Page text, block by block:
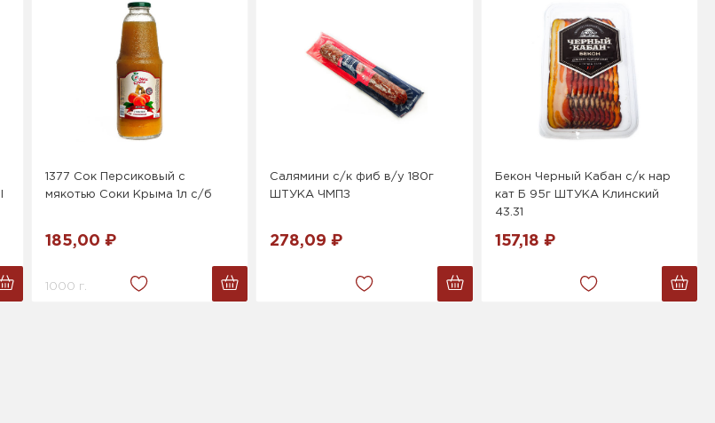
1377 Сок Персиковый с
мякотью Соки Крыма 1л с/б
185,00 ₽
1000 г.
Салямини с/к фиб в/у 180г
ШТУКА ЧМПЗ
278,09 ₽
Бекон Черный Кабан с/к нар
кат Б 95г ШТУКА Клинский
43.31
157,18 ₽